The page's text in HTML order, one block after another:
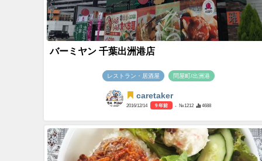
バーミヤン 千葉出洲港店
レストラン・居酒屋 問屋町/出洲港
caretaker
2016/12/14 9 年前 - №1212 4688